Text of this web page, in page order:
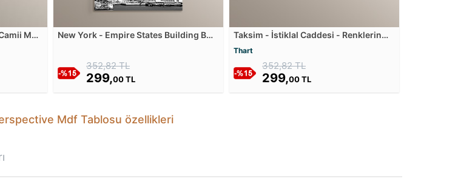
Mdf
New York - Empire States Building BW
352,82 TL
299,00 TL
Taksim - İstiklal Caddesi - Renklerin
Thart
352,82 TL
299,00 TL
Mdf Tablosu özellikleri